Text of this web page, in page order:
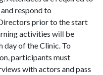
respond to
prior to the start
activities will be
day of the Clinic. To
participants must
with actors and pass